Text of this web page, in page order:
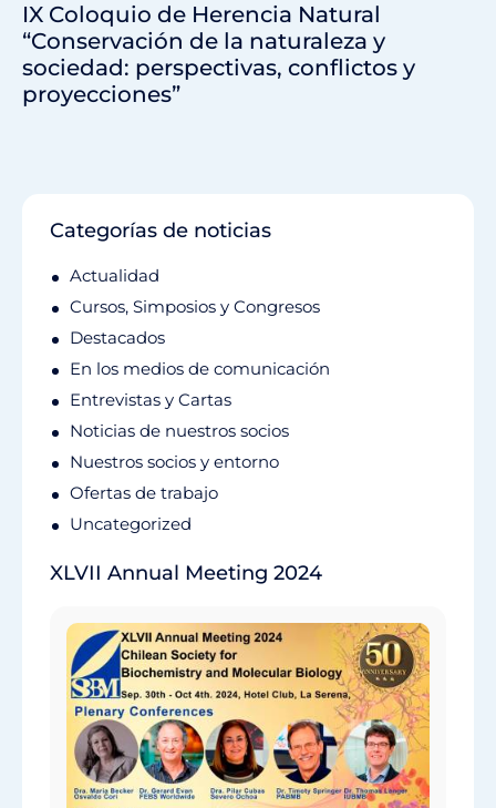
IX Coloquio de Herencia Natural
“Conservación de la naturaleza y
sociedad: perspectivas, conflictos y
proyecciones”
Categorías de noticias
Actualidad
Cursos, Simposios y Congresos
Destacados
En los medios de comunicación
Entrevistas y Cartas
Noticias de nuestros socios
Nuestros socios y entorno
Ofertas de trabajo
Uncategorized
XLVII Annual Meeting 2024